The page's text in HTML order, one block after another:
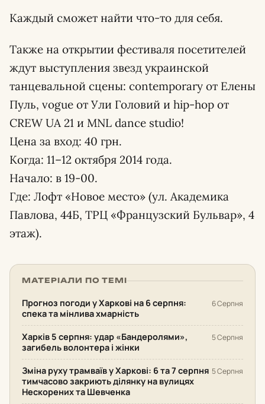
Каждый сможет найти что-то для себя.
Также на открытии фестиваля посетителей
ждут выступления звезд украинской
танцевальной сцены: contemporary от Елены
Пуль, vogue от Ули Головий и hip-hop от
CREW UA 21 и MNL dance studio!
Цена за вход: 40 грн.
Когда: 11–12 октября 2014 года.
Начало: в 19-00.
Где: Лофт «Новое место» (ул. Академика
Павлова, 44Б, ТРЦ «Французский Бульвар», 4
этаж).
МАТЕРІАЛИ ПО ТЕМІ
Прогноз погоди у Харкові на 6 серпня:
спека та мінлива хмарність
6 Серпня
Харків 5 серпня: удар «Бандеролями»,
загибель волонтера і жінки
5 Серпня
Зміна руху трамваїв у Харкові: 6 та 7 серпня
тимчасово закриють ділянку на вулицях
Нескорених та Шевченка
5 Серпня